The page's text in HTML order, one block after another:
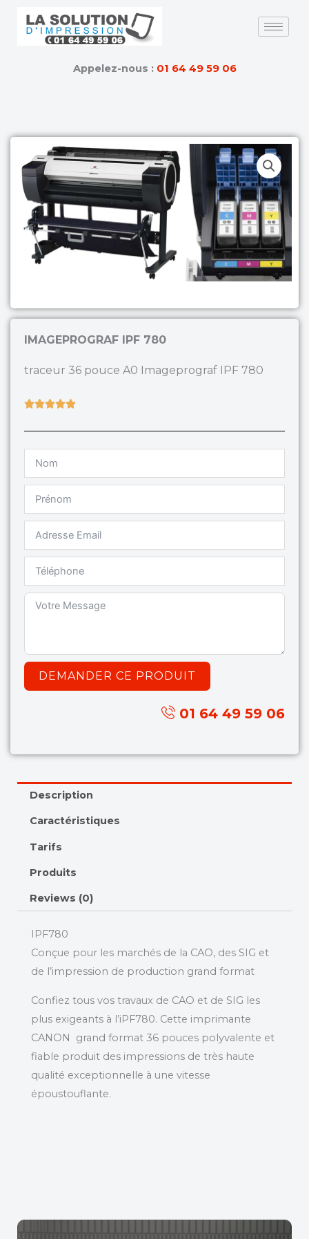
Appelez-nous : 01 64 49 59 06
IMAGEPROGRAF IPF 780
traceur 36 pouce A0 Imageprograf IPF 780
Rated
5
DEMANDER CE PRODUIT
01 64 49 59 06
Description
Caractéristiques
Tarifs
Produits
Reviews (0)
IPF780
Conçue pour les marchés de la CAO, des SIG et
de l’impression de production grand format
Confiez tous vos travaux de CAO et de SIG les
plus exigeants à l’iPF780. Cette imprimante
CANON grand format 36 pouces polyvalente et
fiable produit des impressions de très haute
qualité exceptionnelle à une vitesse
époustouflante.